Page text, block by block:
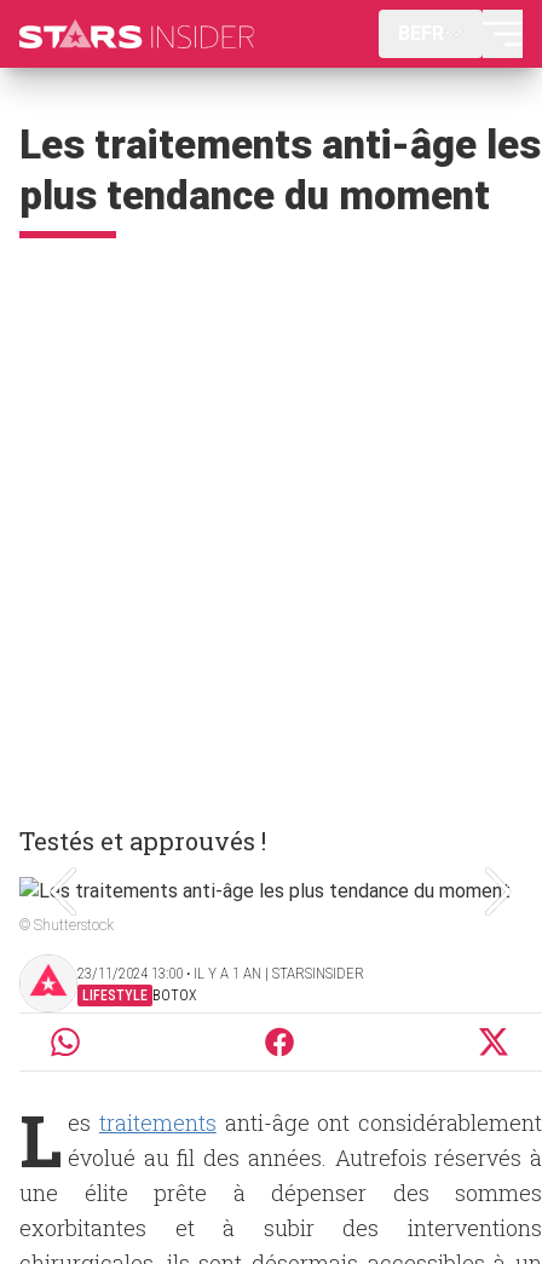
Les traitements anti-âge les
plus tendance du moment
Testés et approuvés !
© Shutterstock
23/11/2024 13:00 ‧ IL Y A 1 AN | STARSINSIDER
LIFESTYLE BOTOX
L es traitements anti-âge ont considérablement
évolué au fil des années. Autrefois réservés à
une élite prête à dépenser des sommes
exorbitantes et à subir des interventions